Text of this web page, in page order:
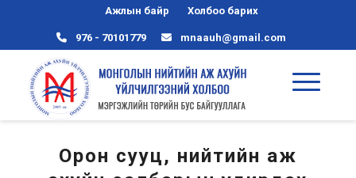
Ажлын байр Холбоо барих
976 - 70101779 mnaauh@gmail.com
Орон сууц, нийтийн аж